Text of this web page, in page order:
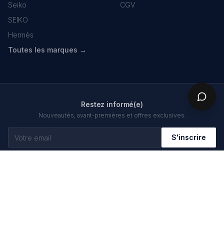
Seiko
SEIKO
Hermès
Toutes les marques →
CGV
Restez informé(e)
Nouveautés, avant-premières et offres exclusives.
S'inscrire